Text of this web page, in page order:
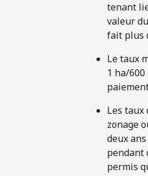
tenant
valeur
fait plus
Le taux
1 ha/
Les taux
zonage
deux
pendant
permis